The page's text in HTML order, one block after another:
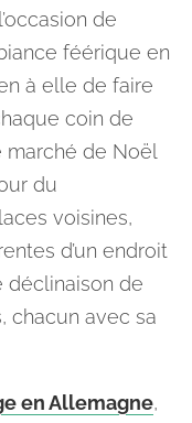
de
féérique en
à elle de faire
coin de
de Noël
du
voisines,
d’un endroit
déclinaison de
chacun avec sa
en Allemagne,